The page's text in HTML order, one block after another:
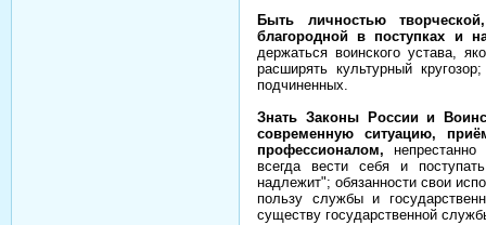
Быть личностью
благородной в поступках и
держаться воинского устава,
расширять культурный
подчиненных.
Знать Законы России и
современную ситуацию,
профессионалом,
всегда вести себя и
надлежит"; обязанности свои
пользу службы и
существу государственной